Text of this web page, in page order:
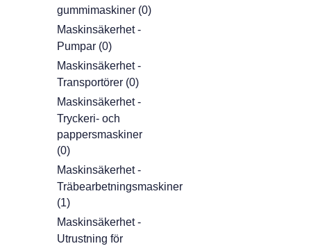
gummimaskiner (0)
Maskinsäkerhet -
Pumpar (0)
Maskinsäkerhet -
Transportörer (0)
Maskinsäkerhet -
Tryckeri- och
pappersmaskiner
(0)
Maskinsäkerhet -
Träbearbetningsmaskiner
(1)
Maskinsäkerhet -
Utrustning för